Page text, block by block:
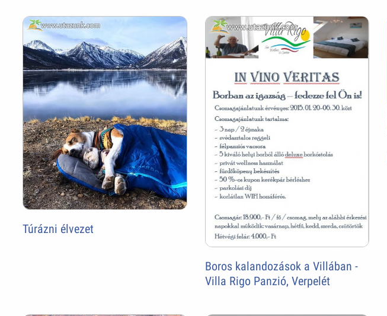
Túrázni élvezet
Boros kalandozások a Villában -
Villa Rigo Panzió, Verpelét